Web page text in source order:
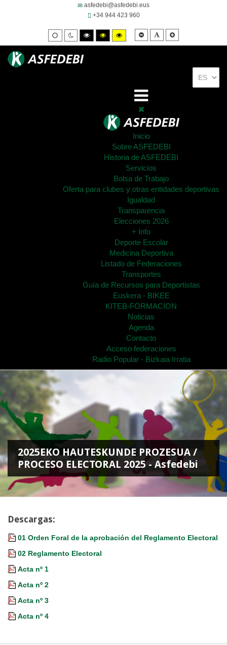
asfedebi@asfedebi.eus
+34 944 423 960
Default
mode
Night
mode
High
contrast
black/white
High
contrast
black/yellow
High
contrast
yellow/black
Smaller
font
Default
font
Inicio
Sobre ASFEDEBI
Historia de ASFEDEBI
Servicios
Bolsa de Trabajo
Oferta para clubes y otras entidades deportivas
Igualdad
Transparencia
Elecciones 2026
+ Info
Deporte Escolar
Medicina Deportiva
Listado de Federaciones
Transportes
Guía de Recursos para Deportistas
Euskera - BIKEE
KITEB-FORMACION
Noticias
Agenda
Contacto
Acceso federaciones
Radio Popular - Bizkaia Irratia
2025EKO HAUTESKUNDE PROZESUA /
PROCESO ELECTORAL 2025 - Asfedebi
Descargas:
01 Orden Foral de la aprobación del Reglamento Electoral
02 Reglamento Electoral
Acta nº 1
Acta nº 2
Acta nº 3
Acta nº 4